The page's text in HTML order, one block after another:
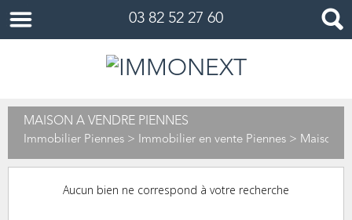
03 82 52 27 60
MAISON À VENDRE PIENNES
Immobilier Piennes > Immobilier en vente Piennes > Maison
Aucun bien ne correspond à votre recherche